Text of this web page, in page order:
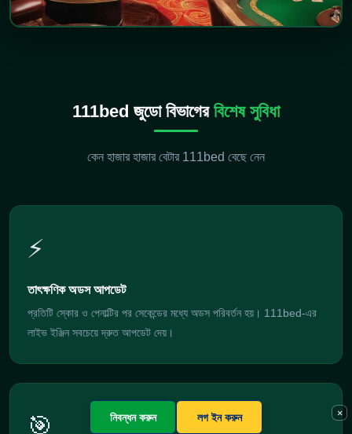
111bed জুডো বিভাগের বিশেষ সুবিধা
কেন হাজার হাজার বেটার 111bed বেছে নেন
⚡
তাৎক্ষণিক অডস আপডেট
প্রতিটি স্কোর ও পেনাল্টির পর সেকেন্ডের মধ্যে অডস পরিবর্তন হয়। 111bed-এর
লাইভ ইঞ্জিন সবচেয়ে দ্রুত আপডেট দেয়।
🎯 ×
নিবন্ধন করুন লগ ইন করুন